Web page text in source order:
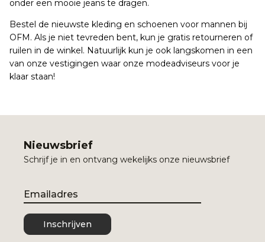
onder een mooie jeans te dragen.
Bestel de nieuwste kleding en schoenen voor mannen bij
OFM. Als je niet tevreden bent, kun je gratis retourneren of
ruilen in de winkel. Natuurlijk kun je ook langskomen in een
van onze vestigingen waar onze modeadviseurs voor je
klaar staan!
Nieuwsbrief
Schrijf je in en ontvang wekelijks onze nieuwsbrief
Email
Inschrijven